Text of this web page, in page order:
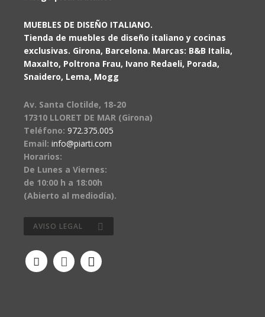
MUEBLES DE DISEÑO ITALIANO.
Tienda de muebles de diseño italiano y cocinas
exclusivas. Girona, Barcelona. Marcas: B&B Italia,
Maxalto, Poltrona Frau, Ivano Redaeli, Porada,
Snaidero, Lema, Mogg
Av. Santa Clotilde, 18-20
17310 LLORET DE MAR (Girona)
Teléfono: 972.375.005
Email: info@piarti.com
Horarios:
De Lunes a Viernes:
de 10:00 h a 18:00h
(Abierto al mediodía).
AVISO LEGAL